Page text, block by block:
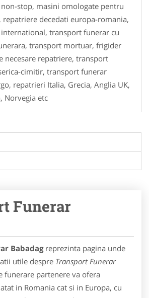
stop, masini omologate pentru
decedati europa-romania,
transport funerar cu
transport mortuar, frigider
necesare repatriere, transport
cimitir, transport funerar
repatrieri Italia, Grecia, Anglia UK,
Norvegia etc
Funerar
Babadagreprezinta pagina unde
utile despre Transport Funerar
funerare partenere va ofera
in Romania cat si in Europa, cu